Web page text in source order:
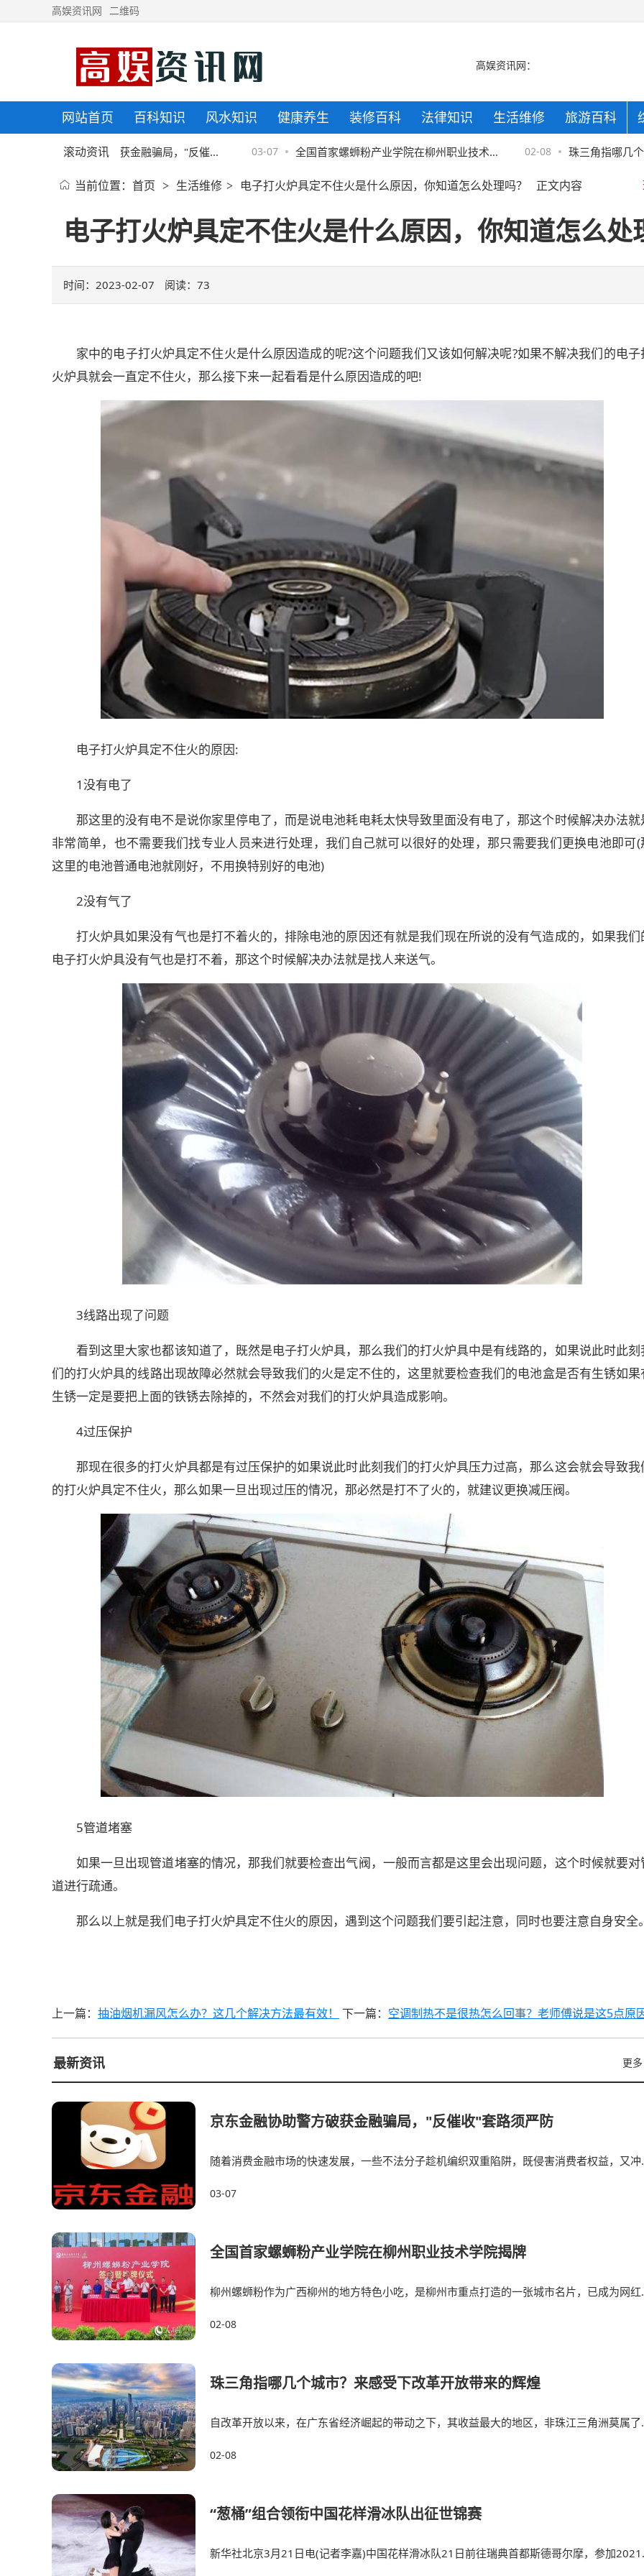
高娱资讯网 二维码
高娱资讯网：
网站首页 百科知识 风水知识 健康养生 装修百科 法律知识 生活维修 旅游百科
滚动资讯
东金融协助警方破获金融骗局，"反催
"套路须严防
03-07 全国首家螺蛳粉产业学院在柳州职业技术学
院揭牌
02-08 珠三角指哪几个城
来的辉煌
当前位置： 首页 > 生活维修 > 电子打火炉具定不住火是什么原因，你知道怎么处理吗？ 正文内容
电子打火炉具定不住火是什么原因，你知道怎么处
时间：2023-02-07 阅读： 73
家中的电子打火炉具定不住火是什么原因造成的呢?这个问题我们又该如何解决呢?如果不解决我们的电子
火炉具就会一直定不住火，那么接下来一起看看是什么原因造成的吧!
电子打火炉具定不住火的原因:
1没有电了
那这里的没有电不是说你家里停电了，而是说电池耗电耗太快导致里面没有电了，那这个时候解决办法就
非常简单，也不需要我们找专业人员来进行处理，我们自己就可以很好的处理，那只需要我们更换电池即可(
这里的电池普通电池就刚好，不用换特别好的电池)
2没有气了
打火炉具如果没有气也是打不着火的，排除电池的原因还有就是我们现在所说的没有气造成的，如果我们
电子打火炉具没有气也是打不着，那这个时候解决办法就是找人来送气。
3线路出现了问题
看到这里大家也都该知道了，既然是电子打火炉具，那么我们的打火炉具中是有线路的，如果说此时此刻
们的打火炉具的线路出现故障必然就会导致我们的火是定不住的，这里就要检查我们的电池盒是否有生锈如果
生锈一定是要把上面的铁锈去除掉的，不然会对我们的打火炉具造成影响。
4过压保护
那现在很多的打火炉具都是有过压保护的如果说此时此刻我们的打火炉具压力过高，那么这会就会导致我
的打火炉具定不住火，那么如果一旦出现过压的情况，那必然是打不了火的，就建议更换减压阀。
5管道堵塞
如果一旦出现管道堵塞的情况，那我们就要检查出气阀，一般而言都是这里会出现问题，这个时候就要对
道进行疏通。
那么以上就是我们电子打火炉具定不住火的原因，遇到这个问题我们要引起注意，同时也要注意自身安全
上一篇： 抽油烟机漏风怎么办？这几个解决方法最有效！ 下一篇： 空调制热不是很热怎么回事？老师傅说是这5点原
更多
最新资讯
京东金融协助警方破获金融骗局，"反催收"套路须严防
随着消费金融市场的快速发展，一些不法分子趁机编织双重陷阱，既侵害消费者权益，又冲
03-07
全国首家螺蛳粉产业学院在柳州职业技术学院揭牌
柳州螺蛳粉作为广西柳州的地方特色小吃，是柳州市重点打造的一张城市名片，已成为网红
02-08
珠三角指哪几个城市？来感受下改革开放带来的辉煌
自改革开放以来，在广东省经济崛起的带动之下，其收益最大的地区，非珠江三角洲莫属了
02-08
“葱桶”组合领衔中国花样滑冰队出征世锦赛
新华社北京3月21日电(记者李嘉)中国花样滑冰队21日前往瑞典首都斯德哥尔摩，参加